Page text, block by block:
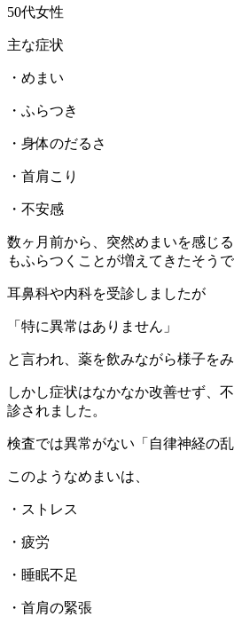
50代女性
主な症状
・めまい
・ふらつき
・身体のだるさ
・首肩こり
・不安感
数ヶ月前から、突然めまいを感じ
もふらつくことが増えてきたそうで
耳鼻科や内科を受診しましたが
「特に異常はありません」
と言われ、薬を飲みながら様子を
しかし症状はなかなか改善せず、
診されました。
検査では異常がない「自律神経の乱
このようなめまいは、
・ストレス
・疲労
・睡眠不足
・首肩の緊張